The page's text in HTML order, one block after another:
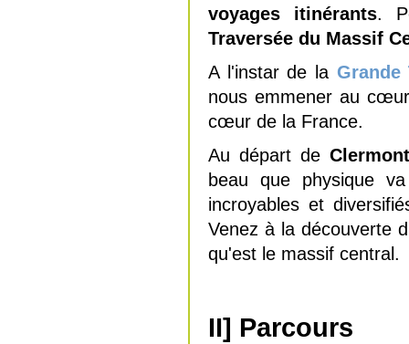
voyages
itinérants.
Traversée du Massif
A l'instar de la Grande
nous emmener au
cœur de la France.
Au départ de
beau que physique
incroyables et
Venez à la découverte
qu'est le massif central.
II] Parcours